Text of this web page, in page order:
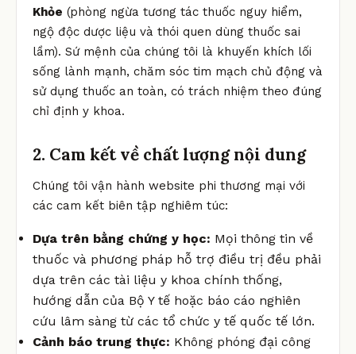
Khỏe (phòng ngừa tương tác thuốc nguy hiểm,
ngộ độc dược liệu và thói quen dùng thuốc sai
lầm). Sứ mệnh của chúng tôi là khuyến khích lối
sống lành mạnh, chăm sóc tim mạch chủ động và
sử dụng thuốc an toàn, có trách nhiệm theo đúng
chỉ định y khoa.
2. Cam kết về chất lượng nội dung
Chúng tôi vận hành website phi thương mại với
các cam kết biên tập nghiêm túc:
Dựa trên bằng chứng y học: Mọi thông tin về
thuốc và phương pháp hỗ trợ điều trị đều phải
dựa trên các tài liệu y khoa chính thống,
hướng dẫn của Bộ Y tế hoặc báo cáo nghiên
cứu lâm sàng từ các tổ chức y tế quốc tế lớn.
Cảnh báo trung thực: Không phóng đại công